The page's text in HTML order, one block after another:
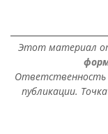
Этот материал
Ответственность
публикации.